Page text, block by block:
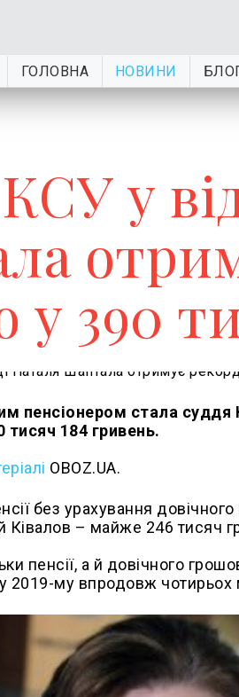
ГОЛОВНА НОВИНИ
у
у 390
пенсіонером стала
184 гривень.
OBOZ.UA.
без урахування
Ківалов – майже 246 тисяч
пенсії, а й довічного
2019-му впродовж чотирьох